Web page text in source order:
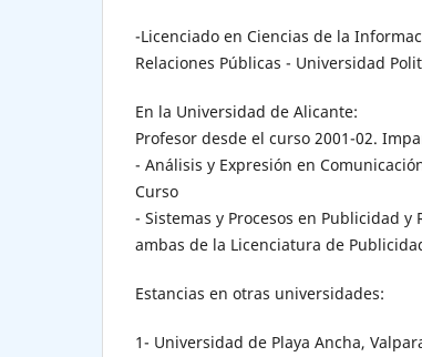
-Licenciado en Ciencias de la
Relaciones Públicas - Universidad
En la Universidad de Alicante:
Profesor desde el curso 2001-02.
- Análisis y Expresión en
Curso
- Sistemas y Procesos en Publicidad y
ambas de la Licenciatura de
Estancias en otras universidades:
1- Universidad de Playa Ancha,